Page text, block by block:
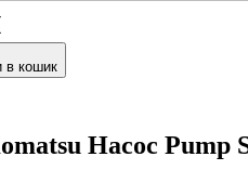
в кошик
Насос Pump